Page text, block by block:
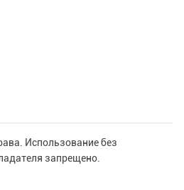
Использование без
запрещено.